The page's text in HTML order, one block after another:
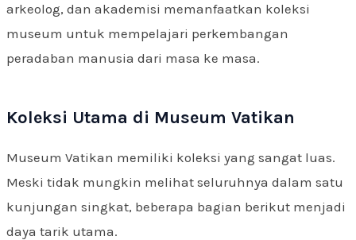
arkeolog, dan akademisi memanfaatkan koleksi
museum untuk mempelajari perkembangan
peradaban manusia dari masa ke masa.
Koleksi Utama di Museum Vatikan
Museum Vatikan memiliki koleksi yang sangat luas.
Meski tidak mungkin melihat seluruhnya dalam satu
kunjungan singkat, beberapa bagian berikut menjadi
daya tarik utama.